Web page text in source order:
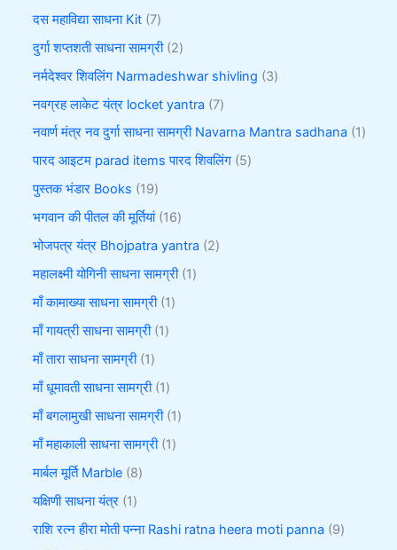
दस महाविद्या साधना Kit 7
दुर्गा शप्तशती साधना सामग्री 2
नर्मदेश्वर शिवलिंग Narmadeshwar shivling 3
नवग्रह लाकेट यंत्र locket yantra 7
नवार्ण मंत्र नव दुर्गा साधना सामग्री Navarna Mantra sadhana 1
पारद आइटम parad items पारद शिवलिंग 5
पुस्तक भंडार Books 19
भगवान की पीतल की मूर्तियां 16
भोजपत्र यंत्र Bhojpatra yantra 2
महालक्ष्मी योगिनी साधना सामग्री 1
माँ कामाख्या साधना सामग्री 1
माँ गायत्री साधना सामग्री 1
माँ तारा साधना सामग्री 1
माँ धूमावती साधना सामग्री 1
माँ बगलामुखी साधना सामग्री 1
माँ महाकाली साधना सामग्री 1
मार्बल मूर्ति Marble 8
यक्षिणी साधना यंत्र 1
राशि रत्न हीरा मोती पन्ना Rashi ratna heera moti panna 9